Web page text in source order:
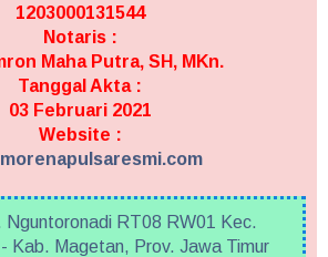
1203000131544
Notaris :
Maha Putra, SH, MKn.
Tanggal Akta :
03 Februari 2021
Website :
Nguntoronadi RT08 RW01 Kec.
Kab. Magetan, Prov. Jawa Timur